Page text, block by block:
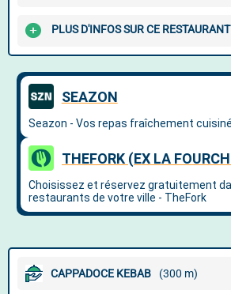
PLUS D'INFOS SUR CE RESTAURANT
CAPPADOCE KEBAB (300 m)